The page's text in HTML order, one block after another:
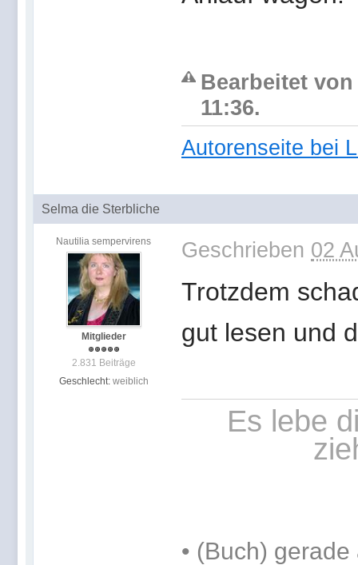
Bearbeitet
11:36.
Autorenseite bei
Selma die Sterbliche
Nautilia sempervirens
Mitglieder
2.831 Beiträge
Geschlecht: weiblich
Geschrieben 02
Trotzdem
gut lesen und
Es lebe
• (Buch) gerade